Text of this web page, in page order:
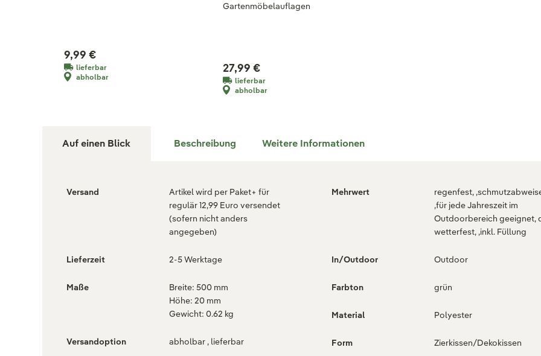
9,99 €
lieferbar
abholbar
Gartenmöbelauflagen
27,99 €
lieferbar
abholbar
Auf einen Blick Beschreibung Weitere Informationen
Versand
Artikel wird per Paket+ für
regulär 12,99 Euro versendet
(sofern nicht anders
angegeben)
Lieferzeit 2-5 Werktage
Maße
Breite: 500 mm
Höhe: 20 mm
Gewicht: 0.62 kg
Versandoption abholbar , lieferbar
Mehrwert
regenfest,
,für jede Jahreszeit im
Outdoorbereich geeignet,
wetterfest, ,inkl. Füllung
In/Outdoor Outdoor
Farbton grün
Material Polyester
Form Zierkissen/Dekokissen